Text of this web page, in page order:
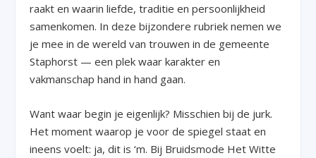
raakt en waarin liefde, traditie en persoonlijkheid
samenkomen. In deze bijzondere rubriek nemen we
je mee in de wereld van trouwen in de gemeente
Staphorst — een plek waar karakter en
vakmanschap hand in hand gaan.
Want waar begin je eigenlijk? Misschien bij de jurk.
Het moment waarop je voor de spiegel staat en
ineens voelt: ja, dit is ‘m. Bij Bruidsmode Het Witte